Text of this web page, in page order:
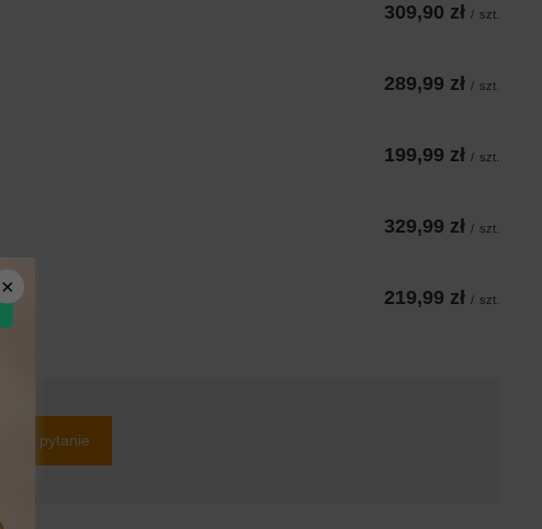
309,90 zł / szt.
289,99 zł / szt.
199,99 zł / szt.
329,99 zł / szt.
219,99 zł / szt.
Zadaj pytanie